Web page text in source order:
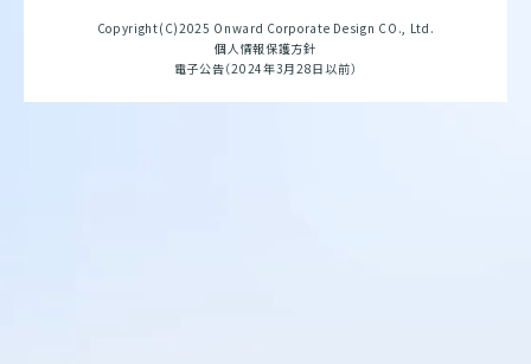
Copyright(C)2025 Onward Corporate Design CO., Ltd.
個人情報保護方針
電子公告（2024年3月28日以前）
Copyright(C)2025 Onward Corporate Design CO., Ltd.
個人情報保護方針
電子公告（2024年3月28日以前）